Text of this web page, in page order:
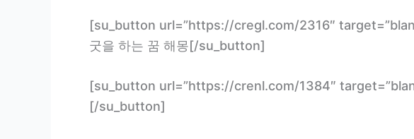
[su_button url=”https://cregl.com/2316″
굿을 하는 꿈 해몽[/su_button]
[su_button url=”https://crenl.com/1384″
[/su_button]